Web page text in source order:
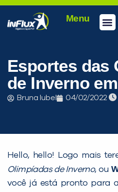
Menu
Esportes das
de Inverno
Bruna Iubel 04/02/2022
Hello, hello! Logo mais
Olimpíadas de Inverno, ou
você já está pronto para